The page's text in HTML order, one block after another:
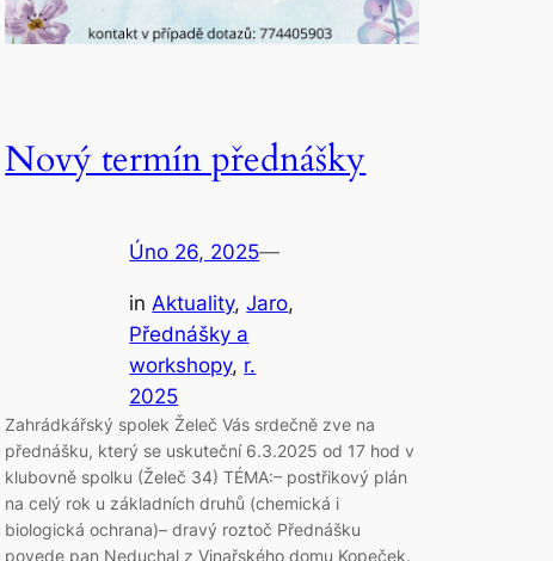
Nový termín přednášky
Úno 26, 2025—
in Aktuality, Jaro
Přednášky a
workshopy, r.
2025
Zahrádkářský spolek Želeč Vás srdečně zve na
přednášku, který se uskuteční 6.3.2025 od 17 hod v
klubovně spolku (Želeč 34) TÉMA:– postřikový plán
na celý rok u základních druhů (chemická i
biologická ochrana)– dravý roztoč Přednášku
povede pan Neduchal z Vinařského domu Kopeček.